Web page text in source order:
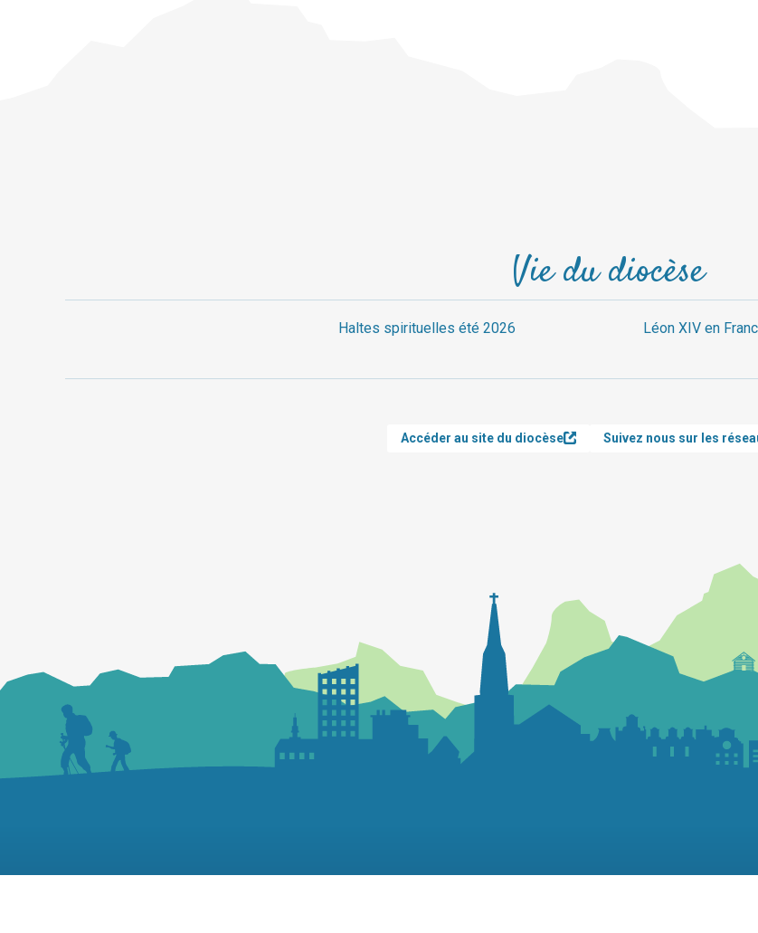
Vie du diocèse
Haltes spirituelles été 2026
Léon XIV en
Accéder au site du diocèse Suivez nous sur les